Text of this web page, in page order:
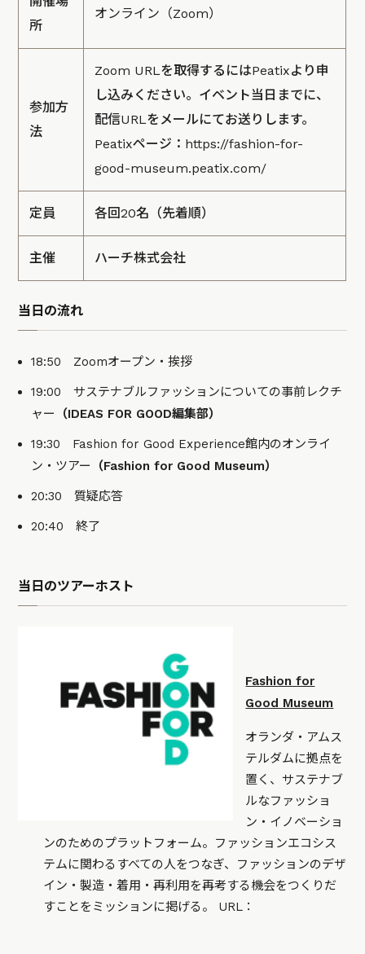
所
オンライン（Zoom）
参加方
法
Zoom URLを取得するにはPeatixより申
し込みください。イベント当日までに、
配信URLをメールにてお送りします。
Peatixページ： https://fashion-for-
good-museum.peatix.com/
定員 各回20名（先着順）
主催 ハーチ株式会社
当日の流れ
18:50 Zoomオープン・挨拶
19:00 サステナブルファッションについての事前レクチ
ャー
（IDEAS FOR GOOD編集部）
19:30 Fashion for Good Experience館内のオンライ
ン・ツアー
（Fashion for Good Museum）
20:30 質疑応答
20:40 終了
当日のツアーホスト
Fashion for
Good Museum
オランダ・アムス
テルダムに拠点を
置く、サステナブ
ルなファッショ
ン・イノベーショ
ンのためのプラットフォーム。ファッションエコシス
テムに関わるすべての人をつなぎ、ファッションのデザ
イン・製造・着用・再利用を再考する機会をつくりだ
すことをミッションに掲げる。 URL：